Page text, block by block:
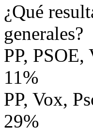
¿Qué
generales?
PP,
11%
PP, Vox,
29%